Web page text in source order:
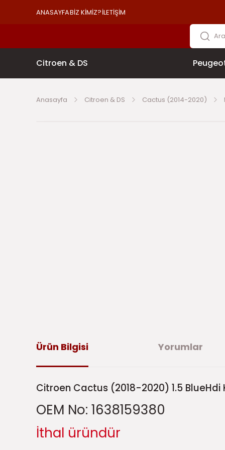
ANASAYFABİZ KİMİZ?İLETİŞİM
Citroen & DS
Anasayfa Citroen & DS Cactus (2014-2020)
Ürün Bilgisi Yorumlar
Citroen Cactus (2018-2020) 1.5 BlueHdi
OEM No: 1638159380
İthal üründür